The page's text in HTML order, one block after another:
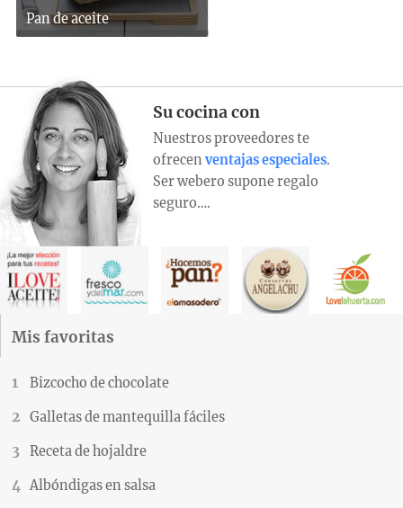
Pan de aceite
Su cocina con
Nuestros proveedores te
ofrecen ventajas especiales.
Ser webero supone regalo
seguro….
Mis favoritas
Bizcocho de chocolate
Galletas de mantequilla fáciles
Receta de hojaldre
Albóndigas en salsa